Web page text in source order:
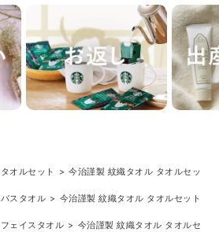
タオルセット
今治謹製 紋織タオル タオルセッ
バスタオル
今治謹製 紋織タオル タオルセット
フェイスタオル
今治謹製 紋織タオル タオルセ